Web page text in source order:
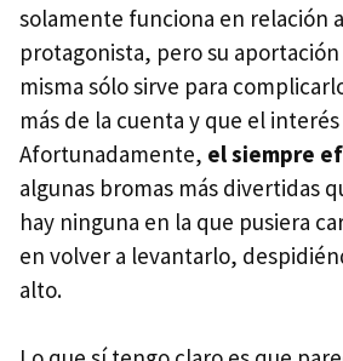
solamente funciona en relación
protagonista, pero su
misma sólo sirve para
más de la cuenta y que el
Afortunadamente, el siempre
algunas bromas más divertidas
hay ninguna en la que pusiera
en volver a levantarlo,
alto.